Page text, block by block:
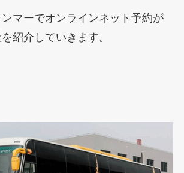
マーでオンラインネット予約が
紹介していきます。